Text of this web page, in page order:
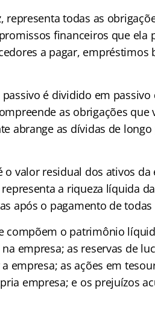
representa todas as
financeiros que ela
a pagar,
é dividido em
as obrigações
abrange as dívidas de
valor residual dos ativos da
a riqueza líquida
após o pagamento de todas
compõem o patrimônio
empresa; as reservas de
empresa; as ações em
empresa; e os prejuízos